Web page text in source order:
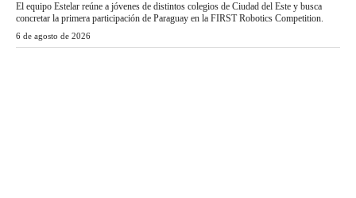
El equipo Estelar reúne a jóvenes de distintos colegios de Ciudad del Este y busca
concretar la primera participación de Paraguay en la FIRST Robotics Competition.
6 de agosto de 2026